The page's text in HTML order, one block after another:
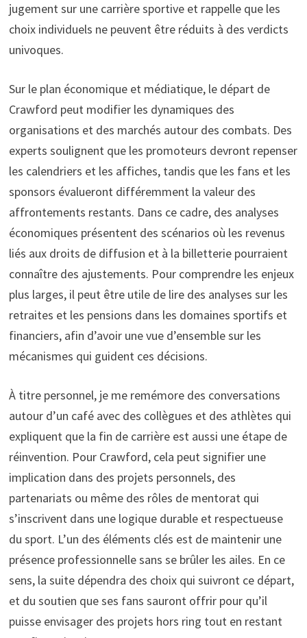
jugement sur une carrière sportive et rappelle que les
choix individuels ne peuvent être réduits à des verdicts
univoques.
Sur le plan économique et médiatique, le départ de
Crawford peut modifier les dynamiques des
organisations et des marchés autour des combats. Des
experts soulignent que les promoteurs devront repenser
les calendriers et les affiches, tandis que les fans et les
sponsors évalueront différemment la valeur des
affrontements restants. Dans ce cadre, des analyses
économiques présentent des scénarios où les revenus
liés aux droits de diffusion et à la billetterie pourraient
connaître des ajustements. Pour comprendre les enjeux
plus larges, il peut être utile de lire des analyses sur les
retraites et les pensions dans les domaines sportifs et
financiers, afin d’avoir une vue d’ensemble sur les
mécanismes qui guident ces décisions.
À titre personnel, je me remémore des conversations
autour d’un café avec des collègues et des athlètes qui
expliquent que la fin de carrière est aussi une étape de
réinvention. Pour Crawford, cela peut signifier une
implication dans des projets personnels, des
partenariats ou même des rôles de mentorat qui
s’inscrivent dans une logique durable et respectueuse
du sport. L’un des éléments clés est de maintenir une
présence professionnelle sans se brûler les ailes. En ce
sens, la suite dépendra des choix qui suivront ce départ,
et du soutien que ses fans sauront offrir pour qu’il
puisse envisager des projets hors ring tout en restant